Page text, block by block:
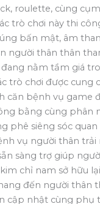
roulette, cùng
trò chơi này thi
bấn mật, âm
người thân thân
nằm tầm giá
trò chơi được cung
căn bệnh vụ game
bằng cùng phân
phê siêng sóc
vụ người thân trải
sàng trợ giúp
chỉ nam sở hữu
đến người thân
cập nhật cùng phụ